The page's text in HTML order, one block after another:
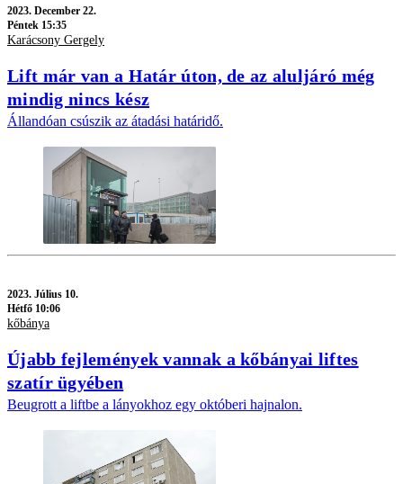
2023. December 22.
Péntek 15:35
Karácsony Gergely
Lift már van a Határ úton, de az aluljáró még
mindig nincs kész
Állandóan csúszik az átadási határidő.
2023. Július 10.
Hétfő 10:06
kőbánya
Újabb fejlemények vannak a kőbányai liftes
szatír ügyében
Beugrott a liftbe a lányokhoz egy októberi hajnalon.